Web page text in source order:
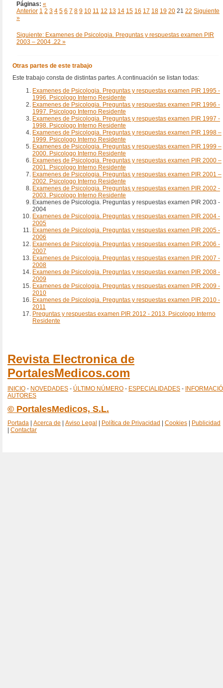
Páginas: «
Anterior 1 2 3 4 5 6 7 8 9 10 11 12 13 14 15 16 17 18 19 20 21 22 Siguiente
»
Siguiente: Examenes de Psicologia. Preguntas y respuestas examen PIR
2003 – 2004 .22 »
Otras partes de este trabajo
Este trabajo consta de distintas partes. A continuación se listan todas:
Examenes de Psicologia. Preguntas y respuestas examen PIR 1995 -
1996. Psicologo Interno Residente
Examenes de Psicologia. Preguntas y respuestas examen PIR 1996 -
1997. Psicologo Interno Residente
Examenes de Psicologia. Preguntas y respuestas examen PIR 1997 -
1998. Psicologo Interno Residente
Examenes de Psicologia. Preguntas y respuestas examen PIR 1998 –
1999. Psicologo Interno Residente
Examenes de Psicologia. Preguntas y respuestas examen PIR 1999 –
2000. Psicologo Interno Residente
Examenes de Psicologia. Preguntas y respuestas examen PIR 2000 –
2001. Psicologo Interno Residente
Examenes de Psicologia. Preguntas y respuestas examen PIR 2001 –
2002. Psicologo Interno Residente
Examenes de Psicologia. Preguntas y respuestas examen PIR 2002 -
2003. Psicologo Interno Residente
Examenes de Psicologia. Preguntas y respuestas examen PIR 2003 -
2004
Examenes de Psicologia. Preguntas y respuestas examen PIR 2004 -
2005
Examenes de Psicologia. Preguntas y respuestas examen PIR 2005 -
2006
Examenes de Psicologia. Preguntas y respuestas examen PIR 2006 -
2007
Examenes de Psicologia. Preguntas y respuestas examen PIR 2007 -
2008
Examenes de Psicologia. Preguntas y respuestas examen PIR 2008 -
2009
Examenes de Psicologia. Preguntas y respuestas examen PIR 2009 -
2010
Examenes de Psicologia. Preguntas y respuestas examen PIR 2010 -
2011
Preguntas y respuestas examen PIR 2012 - 2013. Psicologo Interno
Residente
Revista Electronica de
PortalesMedicos.com
INICIO - NOVEDADES - ÚLTIMO NÚMERO - ESPECIALIDADES -
AUTORES
© PortalesMedicos, S.L.
Portada Acerca de Aviso Legal Política de Privacidad Cookies
Publicidad
Contactar